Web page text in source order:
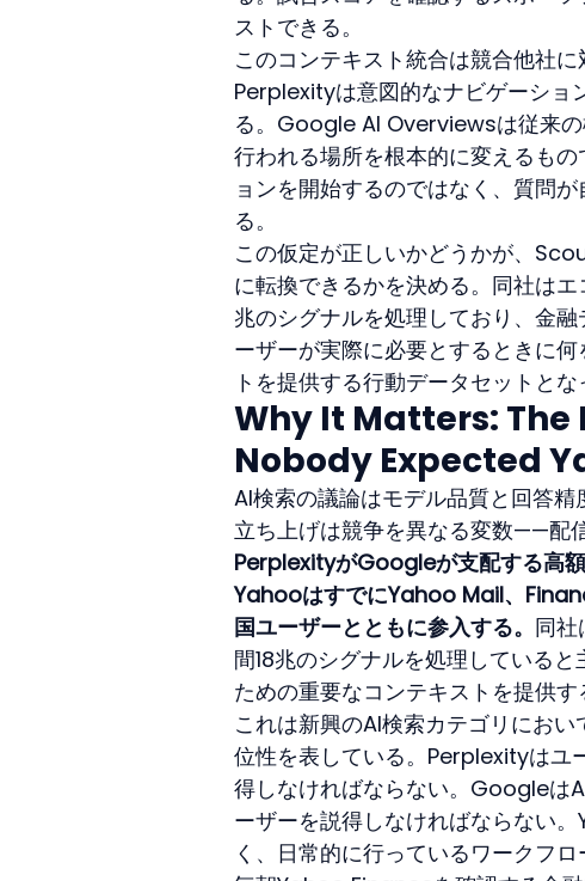
ストできる。
このコンテキスト統合は競合他社
Perplexityは意図的なナビゲーショ
る。Google AI Overviewsは従来
行われる場所を根本的に変えるも
ョンを開始するのではなく、質問
る。
この仮定が正しいかどうかが、
に転換できるかを決める。同社は
兆のシグナルを処理しており、金
ーザーが実際に必要とするときに
トを提供する行動データセットとな
Why It Matters:
Nobody Expected
AI検索の議論はモデル品質と回答
立ち上げは競争を異なる変数——配
PerplexityがGoogleが支配する高額
YahooはすでにYahoo Mail、
国ユーザーとともに参入する。 同社
間18兆のシグナルを処理している
ための重要なコンテキストを提供す
これは新興のAI検索カテゴリにお
位性を表している。Perplexityはユ
得しなければならない。Googleは
ーザーを説得しなければならない
く、日常的に行っているワークフ